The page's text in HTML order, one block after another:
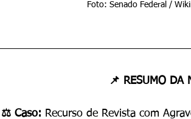
Foto: Senado Federal /
📌 RESUMO DA
⚖️ Caso: Recurso de Revista com